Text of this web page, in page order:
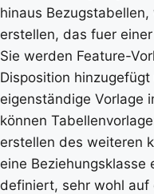
hinaus
erstellen, das fuer
Sie werden Feature-
Disposition
eigenständige Vorlage
können
erstellen des weiteren
eine Beziehungsklasse
definiert, sehr wohl auf